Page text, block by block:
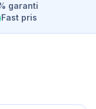
garanti
Fast pris